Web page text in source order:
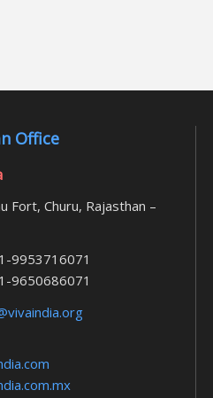
Office
Fort, Churu, Rajasthan –
9953716071
9650686071